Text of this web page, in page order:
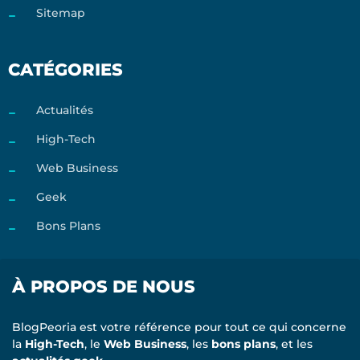
Sitemap
CATÉGORIES
Actualités
High-Tech
Web Business
Geek
Bons Plans
À PROPOS DE NOUS
BlogPeoria est votre référence pour tout ce qui concerne
la High-Tech, le Web Business, les bons plans, et les